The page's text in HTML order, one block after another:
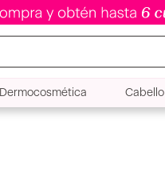
Dermocosmética Cabello